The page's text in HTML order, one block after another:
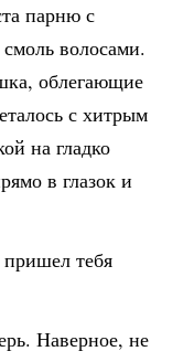
парню с
волосами.
облегающие
с хитрым
на гладко
в глазок и
тебя
Наверное, не